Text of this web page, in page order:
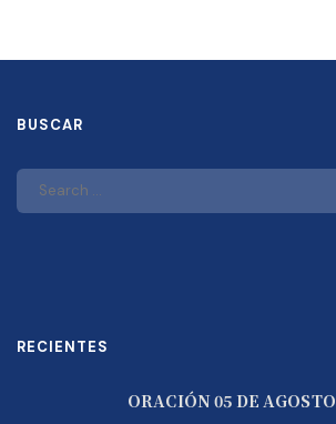
BUSCAR
RECIENTES
ORACIÓN 05 DE AGOSTO